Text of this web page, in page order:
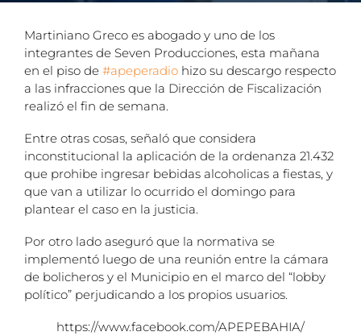
Martiniano Greco es abogado y uno de los
integrantes de Seven Producciones, esta mañana
en el piso de #apeperadio hizo su descargo respecto
a las infracciones que la Dirección de Fiscalización
realizó el fin de semana.
Entre otras cosas, señaló que considera
inconstitucional la aplicación de la ordenanza 21.432
que prohibe ingresar bebidas alcoholicas a fiestas, y
que van a utilizar lo ocurrido el domingo para
plantear el caso en la justicia.
Por otro lado aseguró que la normativa se
implementó luego de una reunión entre la cámara
de bolicheros y el Municipio en el marco del “lobby
político” perjudicando a los propios usuarios.
https://www.facebook.com/APEPEBAHIA/